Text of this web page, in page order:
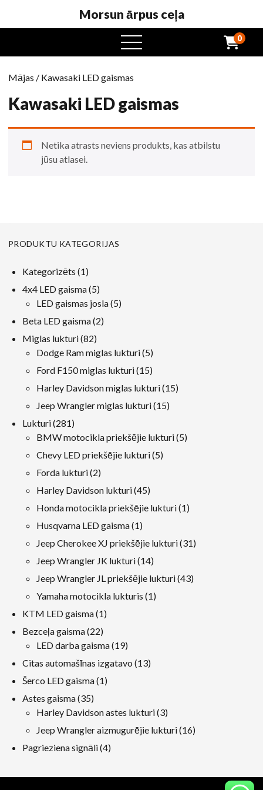
Morsun ārpus ceļa
atvērta
ēdienkarte
0
Mājas / Kawasaki LED gaismas
Kawasaki LED gaismas
Netika atrasts neviens produkts, kas atbilstu
jūsu atlasei.
PRODUKTU KATEGORIJAS
Kategorizēts 11
produkts
4x4 LED gaisma 55
produkti
LED gaismas josla 55
Beta LED gaisma 22
Miglas lukturi 8282
produkti
Dodge Ram miglas lukturi 55
produkti
Ford F150 miglas lukturi 1515
produkti
Harley Davidson miglas lukturi 1515
Jeep Wrangler miglas lukturi 1515
Lukturi 281281
produkti
BMW motocikla priekšējie lukturi 55
Chevy LED priekšējie lukturi 55
Forda lukturi 22
produkti
Harley Davidson lukturi 4545
produkti
Honda motocikla priekšējie lukturi 11
Husqvarna LED gaisma 11
produkts
Jeep Cherokee XJ priekšējie lukturi 3131
Jeep Wrangler JK lukturi 1414
produkti
Jeep Wrangler JL priekšējie lukturi 4343
Yamaha motocikla lukturis 11
KTM LED gaisma 11
Bezceļa gaisma 2222
produkti
LED darba gaisma 1919
produkti
Citas automašīnas izgatavo 1313
Šerco LED gaisma 11
Astes gaisma 3535
produkti
Harley Davidson astes lukturi 33
produkti
Jeep Wrangler aizmugurējie lukturi 1616
Pagrieziena signāli 44